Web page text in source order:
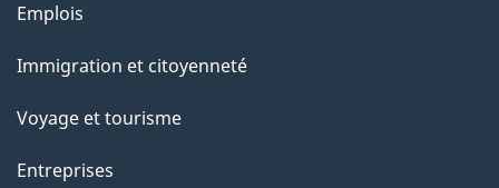
g
e
a
c
i
o
Thèmes
sujets
Emplois
Immigration et citoyenneté
Voyage et tourisme
Entreprises